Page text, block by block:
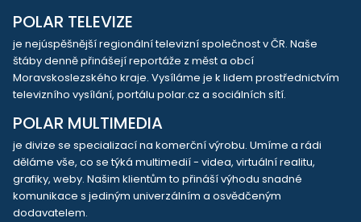
POLAR TELEVIZE
je nejúspěšnější regionální televizní společnost v ČR. Naše
štáby denně přinášejí reportáže z měst a obcí
Moravskoslezského kraje. Vysíláme je k lidem prostřednictvím
televizního vysílání, portálu polar.cz a sociálních sítí.
POLAR MULTIMEDIA
je divize se specializací na komerční výrobu. Umíme a rádi
děláme vše, co se týká multimedií - videa, virtuální realitu,
grafiky, weby. Našim klientům to přináší výhodu snadné
komunikace s jediným univerzálním a osvědčeným
dodavatelem.